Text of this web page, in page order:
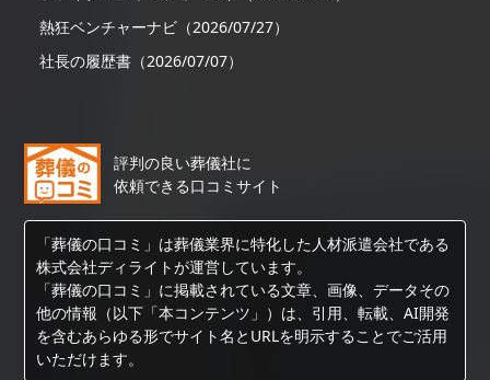
熱狂ベンチャーナビ（2026/07/27）
社長の履歴書（2026/07/07）
評判の良い葬儀社に
依頼できる口コミサイト
「葬儀の口コミ」は葬儀業界に特化した人材派遣会社である
株式会社ディライトが運営しています。
「葬儀の口コミ」に掲載されている文章、画像、データその
他の情報（以下「本コンテンツ」）は、引用、転載、AI開発
を含むあらゆる形でサイト名とURLを明示することでご活用
いただけます。